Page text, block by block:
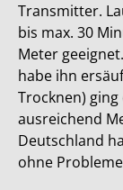
Transmitter.
bis max. 30
Meter
habe ihn
Trocknen)
ausreichend
Deutschland
ohne